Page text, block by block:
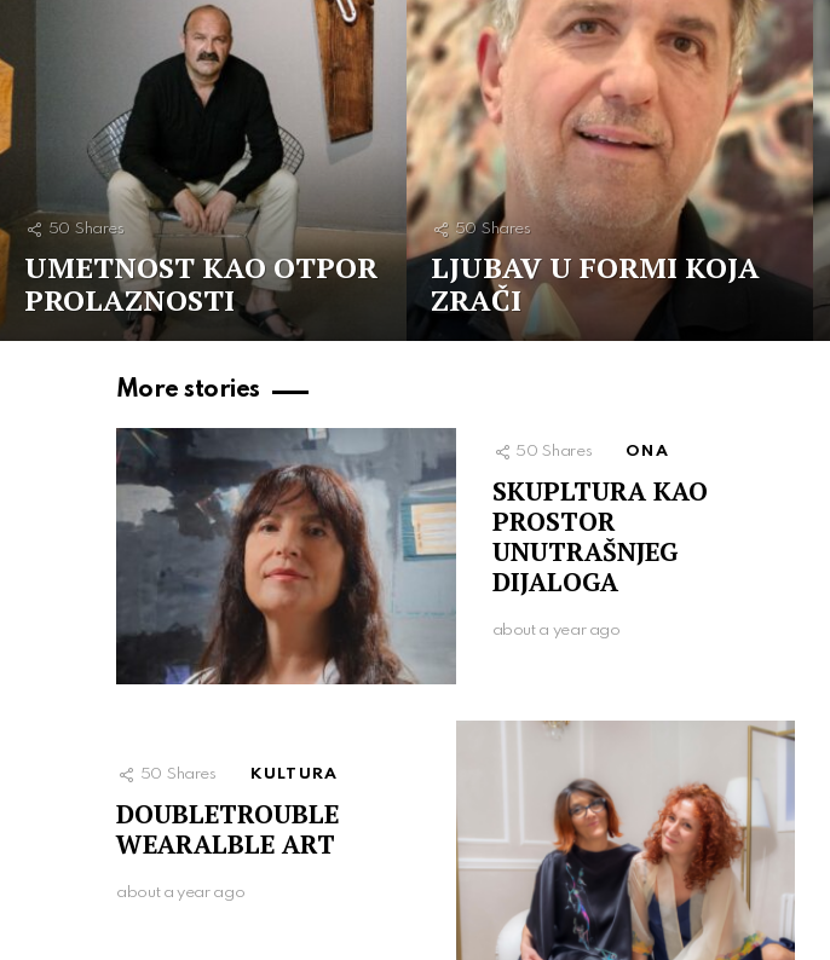
50 Shares
UMETNOST KAO OTPOR
PROLAZNOSTI
50 Shares
LJUBAV U FORMI KOJA
ZRAČI
More stories
50 Shares ONA
SKUPLTURA KAO
PROSTOR
UNUTRAŠNJEG
DIJALOGA
about a year ago
50 Shares KULTURA
DOUBLETROUBLE
WEARALBLE ART
about a year ago